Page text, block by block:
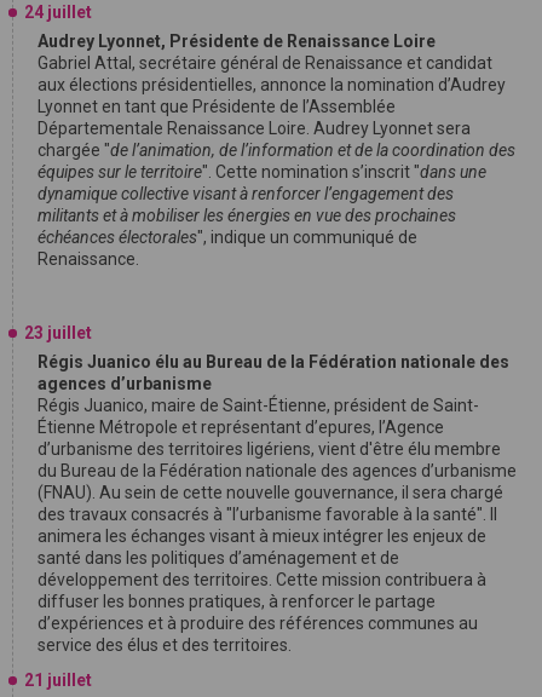
24 juillet
Audrey Lyonnet, Présidente de Renaissance Loire
Gabriel Attal, secrétaire général de Renaissance et candidat
aux élections présidentielles, annonce la nomination d’Audrey
Lyonnet en tant que Présidente de l’Assemblée
Départementale Renaissance Loire. Audrey Lyonnet sera
chargée "de l’animation, de l’information et de la coordination des
équipes sur le territoire". Cette nomination s’inscrit "dans une
dynamique collective visant à renforcer l’engagement des
militants et à mobiliser les énergies en vue des prochaines
échéances électorales", indique un communiqué de
Renaissance.
23 juillet
Régis Juanico élu au Bureau de la Fédération nationale des
agences d’urbanisme
Régis Juanico, maire de Saint-Étienne, président de Saint-
Étienne Métropole et représentant d’epures, l’Agence
d’urbanisme des territoires ligériens, vient d'être élu membre
du Bureau de la Fédération nationale des agences d’urbanisme
(FNAU). Au sein de cette nouvelle gouvernance, il sera chargé
des travaux consacrés à "l’urbanisme favorable à la santé". Il
animera les échanges visant à mieux intégrer les enjeux de
santé dans les politiques d’aménagement et de
développement des territoires. Cette mission contribuera à
diffuser les bonnes pratiques, à renforcer le partage
d’expériences et à produire des références communes au
service des élus et des territoires.
21 juillet